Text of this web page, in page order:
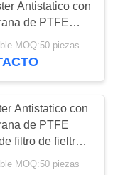
de
44
Antistatico con
de PTFE
filtro de fieltro
para plantas
MOQ:50 piezas
Antistatico con
de PTFE
filtro de fieltro
para
MOQ:50 piezas